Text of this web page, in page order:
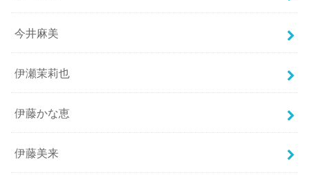
今井麻美
伊瀬茉莉也
伊藤かな恵
伊藤美来